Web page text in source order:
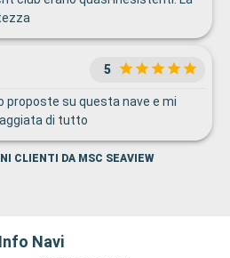
5
proposte su questa nave e mi
di tutto
CLIENTI DA MSC SEAVIEW
Info Navi